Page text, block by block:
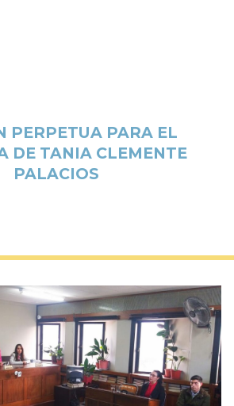
PERPETUA PARA EL
DE TANIA CLEMENTE
PALACIOS